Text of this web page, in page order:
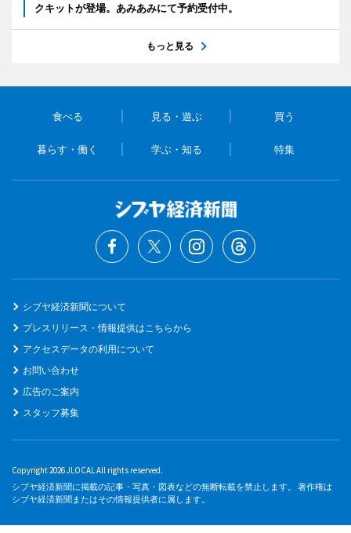
クキットが登場。あみあみにて予約受付中。
もっと見る
食べる 見る・遊ぶ 買う
暮らす・働く 学ぶ・知る 特集
シブヤ経済新聞について
プレスリリース・情報提供はこちらから
アクセスデータの利用について
お問い合わせ
広告のご案内
スタッフ募集
Copyright 2026 JLOCAL All rights reserved.
シブヤ経済新聞に掲載の記事・写真・図表などの無断転載を禁止します。 著作権は
シブヤ経済新聞またはその情報提供者に属します。